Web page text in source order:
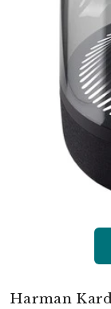
Harman